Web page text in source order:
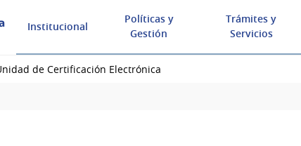
Institucional
Políticas y
Gestión
Trámites y
Servicios
de Certificación Electrónica